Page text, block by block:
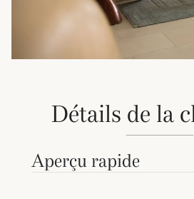
Détails de la
Aperçu rapide